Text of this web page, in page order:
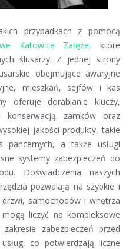
przypadkach z pomocą
Katowice Załęże, które
ślusarzy. Z jednej strony
obejmujące awaryjne
mieszkań, sejfów i kas
oferuje dorabianie kluczy,
zamków oraz
jakości produkty, takie
a także usługi
systemy zabezpieczeń do
Doświadczenia naszych
pozwalają na szybkie i
samochodów i wnętrza
liczyć na kompleksowe
zabezpieczeń przed
co potwierdzają liczne